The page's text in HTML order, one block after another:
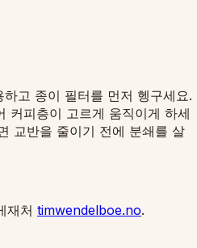
하고 종이 필터를 먼저 헹구세요.
커피층이 고르게 움직이게 하세
교반을 줄이기 전에 분쇄를 살
재처 timwendelboe.no.